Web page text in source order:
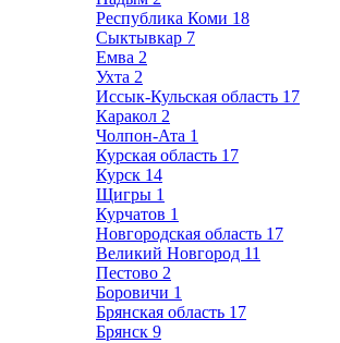
Республика Коми 18
Сыктывкар 7
Емва 2
Ухта 2
Иссык-Кульская область 17
Каракол 2
Чолпон-Ата 1
Курская область 17
Курск 14
Щигры 1
Курчатов 1
Новгородская область 17
Великий Новгород 11
Пестово 2
Боровичи 1
Брянская область 17
Брянск 9